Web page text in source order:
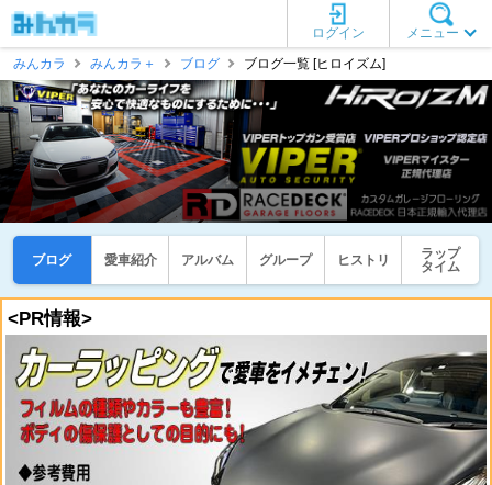
メニュー
ログイン
みんカラ
みんカラ＋ ブログ ブログ一覧 [ヒロイズム]
ブログ 愛車紹介 アルバム グループ ヒストリ
ラップ
タイム
<PR情報>